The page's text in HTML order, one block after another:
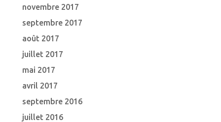
novembre 2017
septembre 2017
août 2017
juillet 2017
mai 2017
avril 2017
septembre 2016
juillet 2016